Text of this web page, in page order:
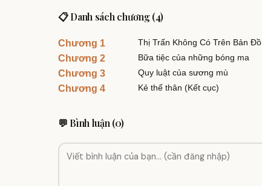
📋 Danh sách chương (4)
Chương 1 Thị Trấn Không Có Trên Bản Đồ
Chương 2 Bữa tiệc của những bóng ma
Chương 3 Quy luật của sương mù
Chương 4 Kẻ thế thân (Kết cục)
💬 Bình luận (0)